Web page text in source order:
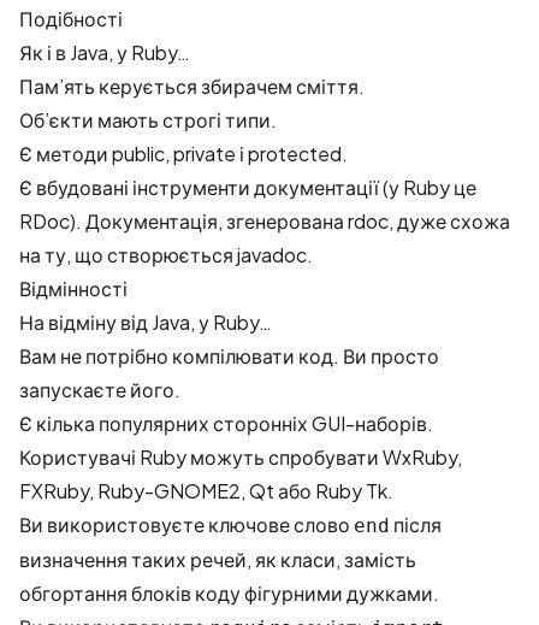
Подібності
Як і в Java, у Ruby…
Пам’ять керується збирачем сміття.
Об’єкти мають строгі типи.
Є методи public, private і protected.
Є вбудовані інструменти документації (у Ruby це
RDoc). Документація, згенерована rdoc, дуже схожа
на ту, що створюється javadoc.
Відмінності
На відміну від Java, у Ruby…
Вам не потрібно компілювати код. Ви просто
запускаєте його.
Є кілька популярних сторонніх GUI-наборів.
Користувачі Ruby можуть спробуватиWxRuby,
FXRuby, Ruby-GNOME2,Qtабо Ruby Tk.
Ви використовуєте ключове слово end після
визначення таких речей, як класи, замість
обгортання блоків коду фігурними дужками.